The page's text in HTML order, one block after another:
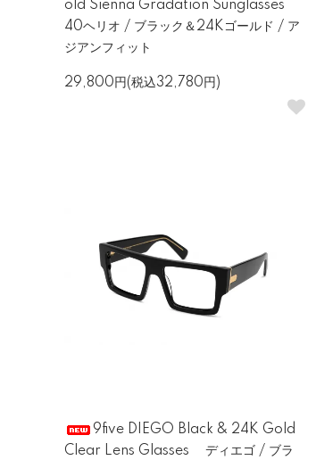
old Sienna Gradation Sunglasses
40ヘリオ / ブラック＆24Kゴールド / ア
ジアンフィット
29,800円(税込32,780円)
9five DIEGO Black & 24K Gold
Clear Lens Glasses ディエゴ / ブラ